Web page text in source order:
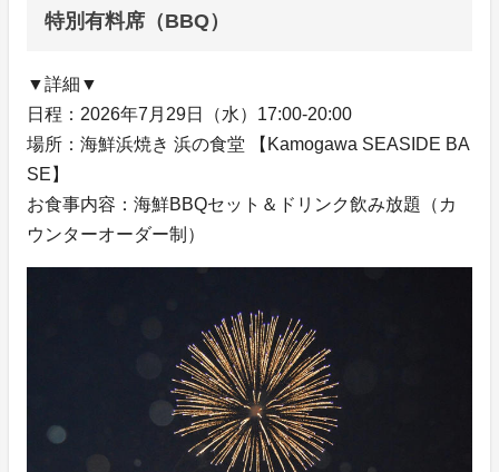
特別有料席（BBQ）
▼詳細▼
日程：2026年7月29日（水）17:00-20:00
場所：海鮮浜焼き 浜の食堂 【Kamogawa SEASIDE BA
SE】
お食事内容：海鮮BBQセット＆ドリンク飲み放題（カ
ウンターオーダー制）